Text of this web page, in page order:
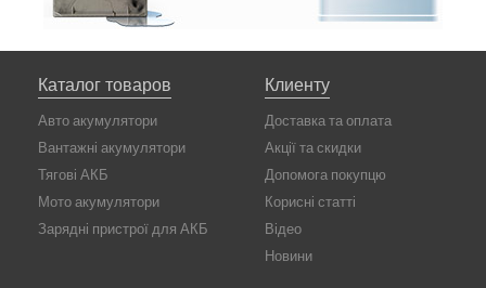
Каталог товаров
Авто акумулятори
Вантажні акумулятори
Тягові АКБ
Мото акумулятори
Зарядні пристрої для АКБ
Клиенту
Доставка та оплата
Акції та скидки
Допомога покупцю
Корисні статті
Відео
Новини